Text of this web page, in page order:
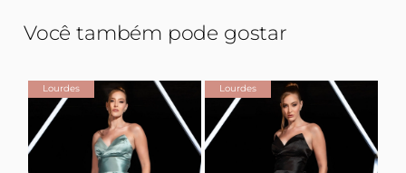
Você também pode gostar
Lourdes Lourdes